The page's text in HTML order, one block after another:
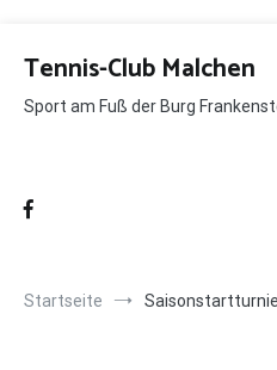
Inhalt
springen
Tennis-Club Malchen
Sport am Fuß der Burg
Startseite